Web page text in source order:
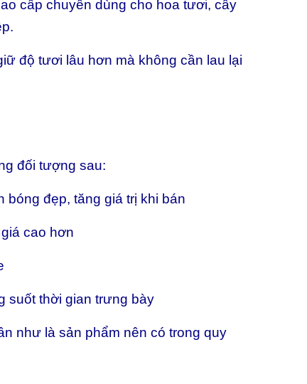
cấp chuyên dùng cho hoa tươi, cây
độ tươi lâu hơn mà không cần lau lại
đối tượng sau:
bóng đẹp, tăng giá trị khi bán
cao hơn
suốt thời gian trưng bày
như là sản phẩm nên có trong quy